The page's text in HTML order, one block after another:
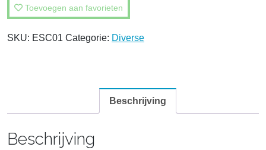
Toevoegen aan favorieten
SKU: ESC01 Categorie: Diverse
Beschrijving
Beschrijving